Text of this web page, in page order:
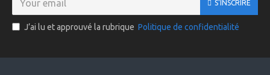
S'INSCRIRE
J’ai lu et approuvé la rubrique Politique de confidentialité